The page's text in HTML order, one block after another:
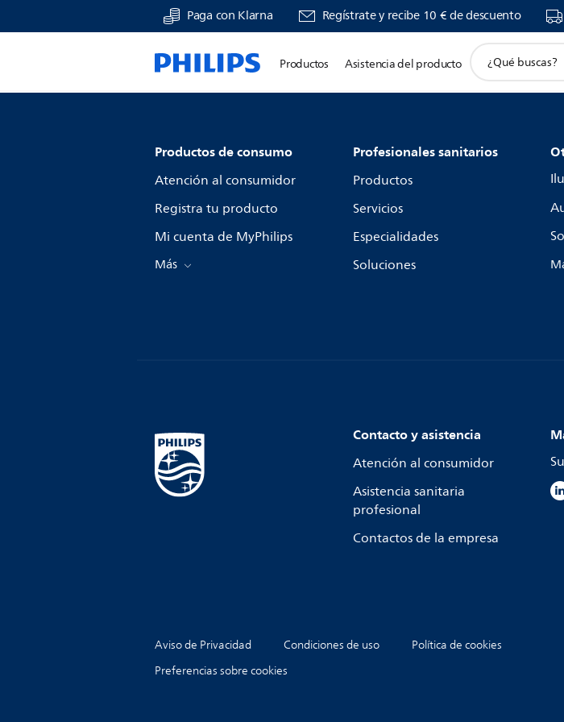
Paga con Klarna Regístrate y recibe 10 € de descuento
Productos Asistencia del producto
Productos de consumo
Atención al consumidor
Registra tu producto
Mi cuenta de MyPhilips
Más
Profesionales sanitarios
Productos
Servicios
Especialidades
Soluciones
Contacto y asistencia
Atención al consumidor
Asistencia sanitaria
profesional
Contactos de la empresa
Aviso de Privacidad Condiciones de uso
Política de cookies
Preferencias sobre cookies